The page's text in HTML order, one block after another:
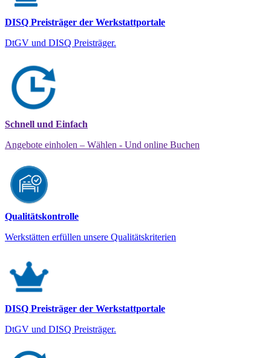
DISQ Preisträger der Werkstattportale
DtGV und DISQ Preisträger.
Schnell und Einfach
Angebote einholen – Wählen - Und online Buchen
Qualitätskontrolle
Werkstätten erfüllen unsere Qualitätskriterien
DISQ Preisträger der Werkstattportale
DtGV und DISQ Preisträger.